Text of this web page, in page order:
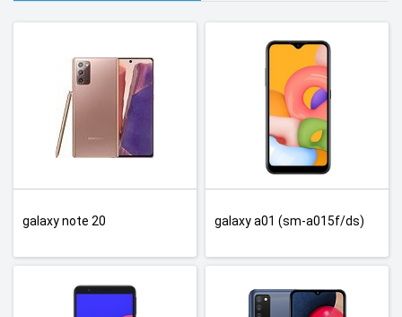
galaxy note 20 galaxy a01 (sm-a015f/ds)